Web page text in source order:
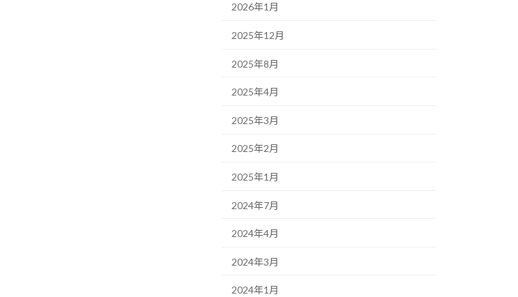
2026年1月
2025年12月
2025年8月
2025年4月
2025年3月
2025年2月
2025年1月
2024年7月
2024年4月
2024年3月
2024年1月